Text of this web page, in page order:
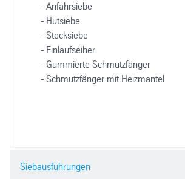
- Anfahrsiebe
- Hutsiebe
- Stecksiebe
- Einlaufseiher
- Gummierte Schmutzfänger
- Schmutzfänger mit Heizmantel
Siebausführungen